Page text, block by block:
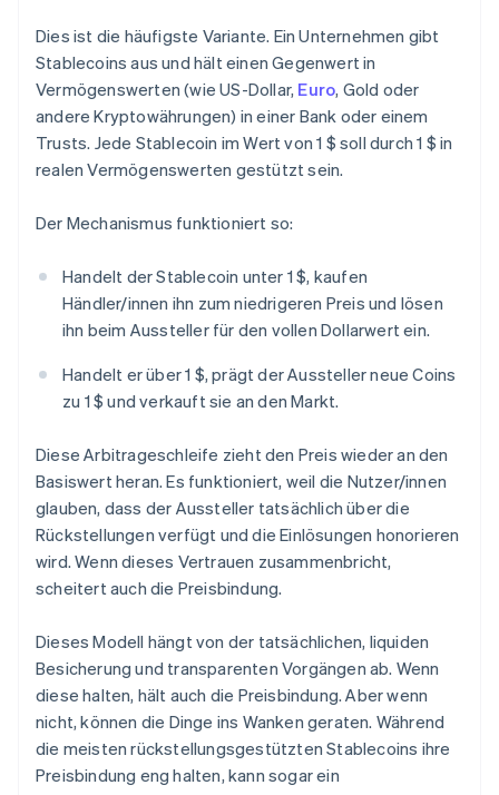
Dies ist die häufigste Variante. Ein Unternehmen gibt
Stablecoins aus und hält einen Gegenwert in
Vermögenswerten (wie US-Dollar, Euro, Gold oder
andere Kryptowährungen) in einer Bank oder einem
Trusts. Jede Stablecoin im Wert von 1 $ soll durch 1 $ in
realen Vermögenswerten gestützt sein.
Der Mechanismus funktioniert so:
Handelt der Stablecoin unter 1 $, kaufen
Händler/innen ihn zum niedrigeren Preis und lösen
ihn beim Aussteller für den vollen Dollarwert ein.
Handelt er über 1 $, prägt der Aussteller neue Coins
zu 1 $ und verkauft sie an den Markt.
Diese Arbitrageschleife zieht den Preis wieder an den
Basiswert heran. Es funktioniert, weil die Nutzer/innen
glauben, dass der Aussteller tatsächlich über die
Rückstellungen verfügt und die Einlösungen honorieren
wird. Wenn dieses Vertrauen zusammenbricht,
scheitert auch die Preisbindung.
Dieses Modell hängt von der tatsächlichen, liquiden
Besicherung und transparenten Vorgängen ab. Wenn
diese halten, hält auch die Preisbindung. Aber wenn
nicht, können die Dinge ins Wanken geraten. Während
die meisten rückstellungsgestützten Stablecoins ihre
Preisbindung eng halten, kann sogar ein